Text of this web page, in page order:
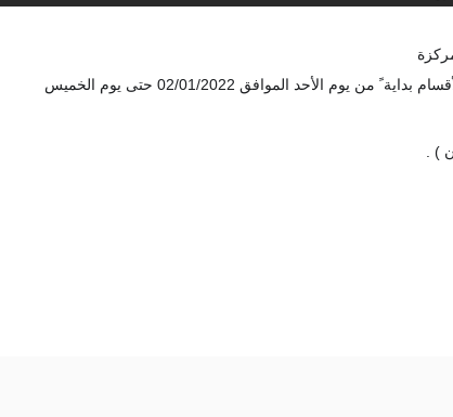
مجلس محلي عيلوط يعلمكم عن خروجه لعطلة مركزة تشمل كافة الأقسام بداية ً من يوم الأحد الموافق 02/01/2022 حتى يوم الخميس